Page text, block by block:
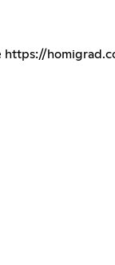
https://